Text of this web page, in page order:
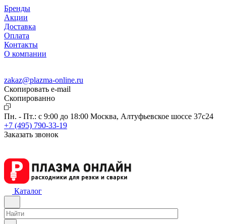
Бренды
Акции
Доставка
Оплата
Контакты
О компании
zakaz@plazma-online.ru
Скопировать e-mail
Cкопированно
Пн. - Пт.: с 9:00 до 18:00 Москва, Алтуфьевское шоссе 37с24
+7 (495) 790-33-19
Заказать звонок
Каталог